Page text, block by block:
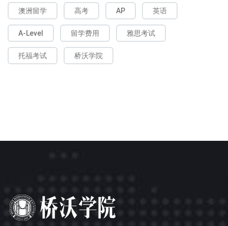
澳洲留学 高考 AP 英语
A-Level 留学费用 雅思考试
托福考试 桥沃学院